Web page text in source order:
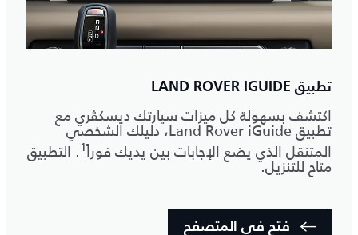
تطبيق LAND ROVER IGUIDE
اكتشف بسهولة كل ميزات سيارتك ديسكڤري مع
تطبيق Land Rover iGuide، دليلك الشخصي
المتنقل الذي يضع الإجابات بين يديك فوراً1. التطبيق
متاح للتنزيل.
فتح في المتصفح